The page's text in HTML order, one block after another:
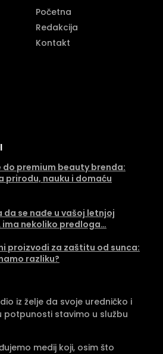
Početna
Redakcija
Kontakt
premium beauty brenda:
prirodu, nauku i domaću
se nađe u vašoj letnjoj
ima nekoliko predloga…
proizvodi za zaštitu od sunca:
razliku?
iz želje da svoje uredničko i
potpunosti stavimo u službu
medij koji, osim što